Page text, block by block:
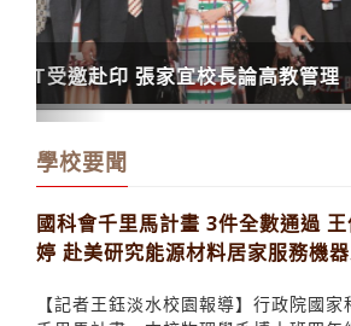
向尤薩致敬 中南美使節共襄盛舉
國科會千里馬計畫 3件全數通過 王